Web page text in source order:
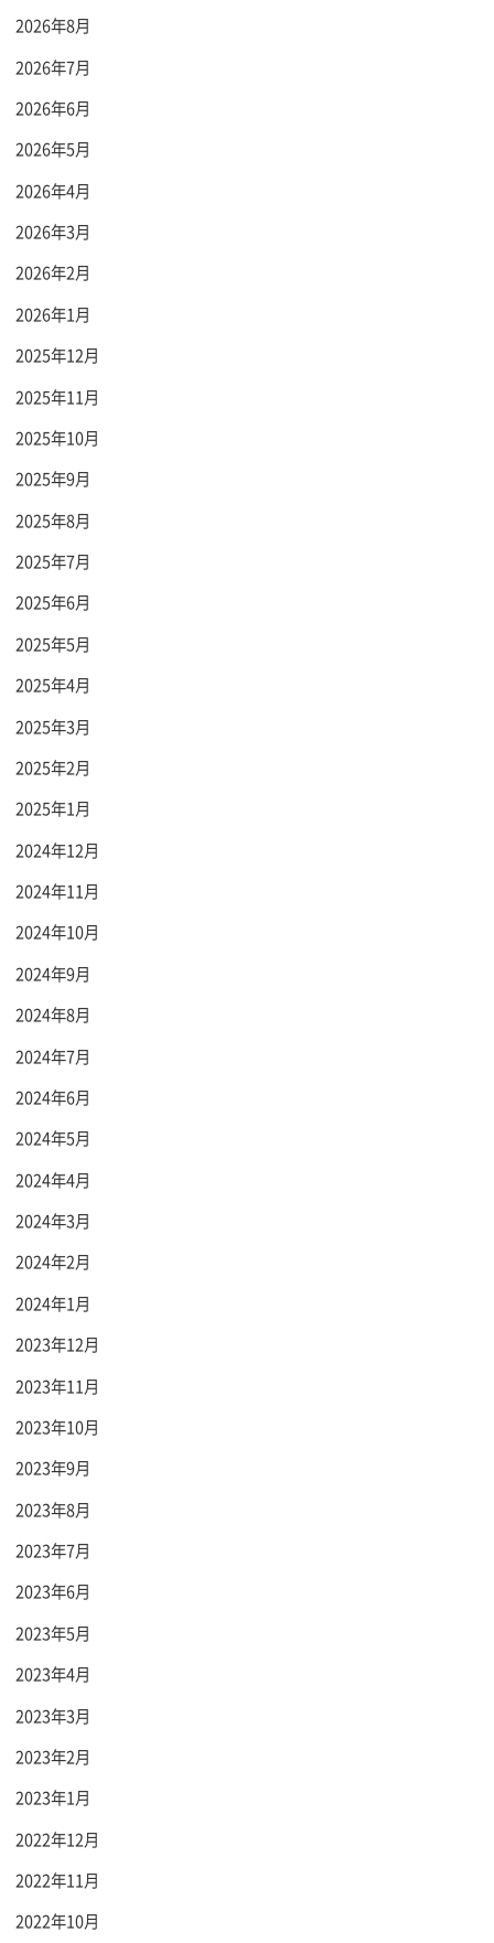
2026年8月
2026年7月
2026年6月
2026年5月
2026年4月
2026年3月
2026年2月
2026年1月
2025年12月
2025年11月
2025年10月
2025年9月
2025年8月
2025年7月
2025年6月
2025年5月
2025年4月
2025年3月
2025年2月
2025年1月
2024年12月
2024年11月
2024年10月
2024年9月
2024年8月
2024年7月
2024年6月
2024年5月
2024年4月
2024年3月
2024年2月
2024年1月
2023年12月
2023年11月
2023年10月
2023年9月
2023年8月
2023年7月
2023年6月
2023年5月
2023年4月
2023年3月
2023年2月
2023年1月
2022年12月
2022年11月
2022年10月